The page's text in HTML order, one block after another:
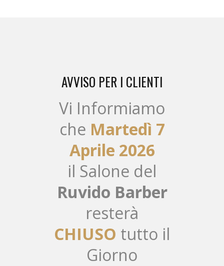
AVVISO PER I CLIENTI
Vi Informiamo
che Martedì 7
Aprile 2026
il Salone del
Ruvido Barber
resterà
CHIUSO tutto il
Giorno